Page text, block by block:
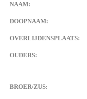
NAAM:
DOOPNAAM:
OVERLIJDENSPLAATS:
OUDERS:
BROER/ZUS: